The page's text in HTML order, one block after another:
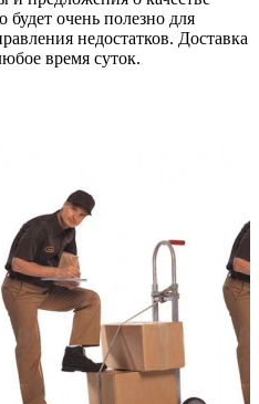
очень полезно для
недостатков. Доставка
время суток.